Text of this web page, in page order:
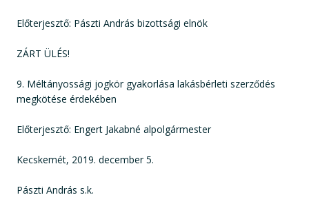
Előterjesztő: Pászti András bizottsági elnök
ZÁRT ÜLÉS!
9. Méltányossági jogkör gyakorlása lakásbérleti szerződés
megkötése érdekében
Előterjesztő: Engert Jakabné alpolgármester
Kecskemét, 2019. december 5.
Pászti András s.k.